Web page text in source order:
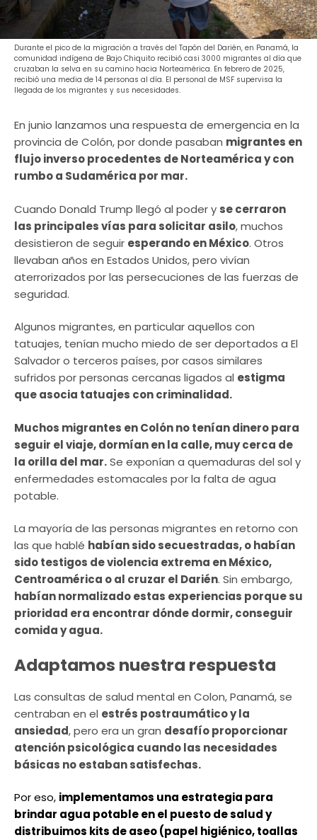
Durante el pico de la migración a través del Tapón del Darién, en Panamá, la
comunidad indígena de Bajo Chiquito recibió casi 3000 migrantes al día que
cruzaban la selva en su camino hacia Norteamérica. En febrero de 2025,
recibió una media de 14 personas al día. El personal de MSF supervisa la
llegada de los migrantes y sus necesidades.
En junio lanzamos una respuesta de emergencia en la
provincia de Colón, por donde pasaban migrantes en
flujo inverso procedentes de Norteamérica y con
rumbo a Sudamérica por mar.
Cuando Donald Trump llegó al poder y se cerraron
las principales vías para solicitar asilo, muchos
desistieron de seguir esperando en México. Otros
llevaban años en Estados Unidos, pero vivían
aterrorizados por las persecuciones de las fuerzas de
seguridad.
Algunos migrantes, en particular aquellos con
tatuajes, tenían mucho miedo de ser deportados a El
Salvador o terceros países, por casos similares
sufridos por personas cercanas ligados al estigma
que asocia tatuajes con criminalidad.
Muchos migrantes en Colón no tenían dinero para
seguir el viaje, dormían en la calle, muy cerca de
la orilla del mar.Se exponían a quemaduras del sol y
enfermedades estomacales por la falta de agua
potable.
La mayoría de las personas migrantes en retorno con
las que hablé habían sido secuestradas, o habían
sido testigos de violencia extrema en México,
Centroamérica o al cruzar el Darién. Sin embargo,
habían normalizado estas experiencias porque su
prioridad era encontrar dónde dormir, conseguir
comida y agua.
Adaptamos nuestra respuesta
Las consultas de salud mental en Colon, Panamá, se
centraban en el estrés postraumático y la
ansiedad, pero era un gran desafío proporcionar
atención psicológica cuando las necesidades
básicas no estaban satisfechas.
Por eso, implementamos una estrategia para
brindar agua potable en el puesto de salud y
distribuimos kits de aseo (papel higiénico, toallas